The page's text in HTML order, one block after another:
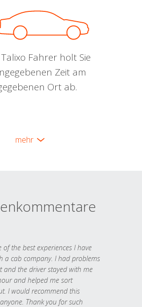
Fahrer holt Sie
Zeit am
Ort ab.
mehr
of the best experiences I have
a cab company. I had problems
and the driver stayed with me
and helped me sort
I would recommend this
Thank you for such